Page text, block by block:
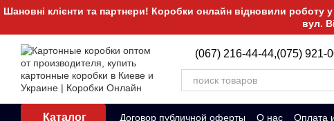
Перейти к основному контенту
Шановні клієнти та партнери! Коробки онлайн відновили роботу
вул.
(067) 216-44-44,(075) 921-
Каталог Договор публичной оферты О нас Оплата